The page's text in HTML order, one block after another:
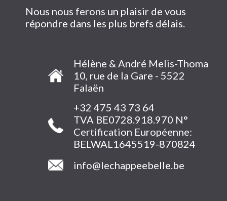
Nous nous ferons un plaisir de vous
répondre dans les plus brefs délais.
Hélène & André Melis-Thoma
10, rue de la Gare - 5522
Falaën
+32 475 43 73 64
TVA BE0728.918.970 N°
Certification Européenne:
BELWAL1645519-870824
info@lechappeebelle.be